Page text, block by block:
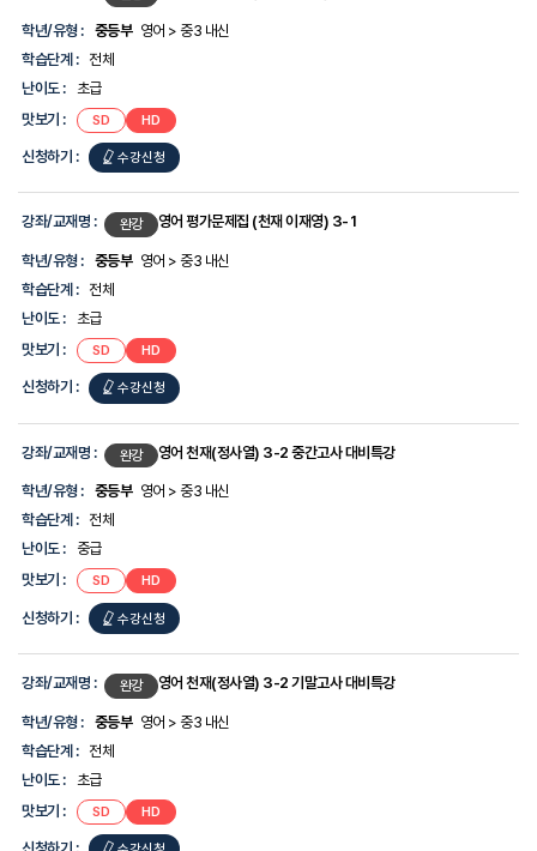
학년/유형 : 중등부 영어 > 중3 내신
학습단계 :
전체
난이도 :
초급
맛보기 :
SD HD
신청하기 : 수강신청
강좌/교재명 : 완강 영어 평가문제집 (천재 이재영) 3-1
학년/유형 : 중등부 영어 > 중3 내신
학습단계 :
전체
난이도 :
초급
맛보기 :
SD HD
신청하기 : 수강신청
강좌/교재명 : 완강 영어 천재(정사열) 3-2 중간고사 대비특강
학년/유형 : 중등부 영어 > 중3 내신
학습단계 :
전체
난이도 :
중급
맛보기 :
SD HD
신청하기 : 수강신청
강좌/교재명 : 완강 영어 천재(정사열) 3-2 기말고사 대비특강
학년/유형 : 중등부 영어 > 중3 내신
학습단계 :
전체
난이도 :
초급
맛보기 :
SD HD